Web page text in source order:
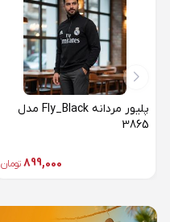
پلیور مردانه Fly_Black مدل
3865
899,000تومان